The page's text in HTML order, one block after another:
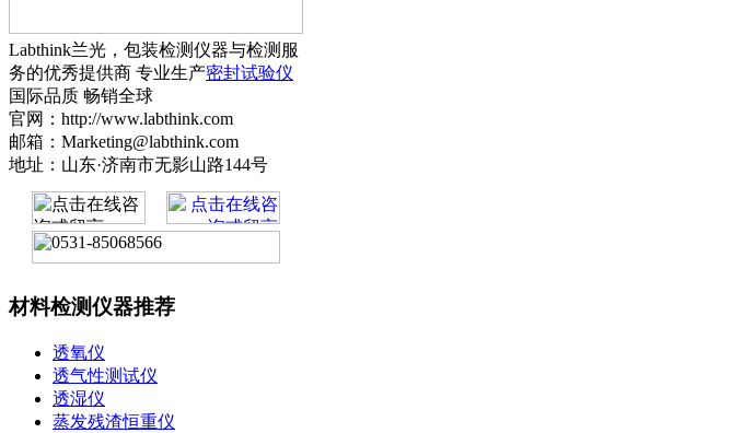
Labthink兰光，包装检测仪器与检测服
务的优秀提供商 专业生产密封试验仪
国际品质 畅销全球
官网：http://www.labthink.com
邮箱：Marketing@labthink.com
地址：山东·济南市无影山路144号
材料检测仪器推荐
透氧仪
透气性测试仪
透湿仪
蒸发残渣恒重仪